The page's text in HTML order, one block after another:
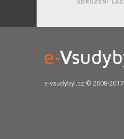
e-vsudybyl.cz © 2008-2017